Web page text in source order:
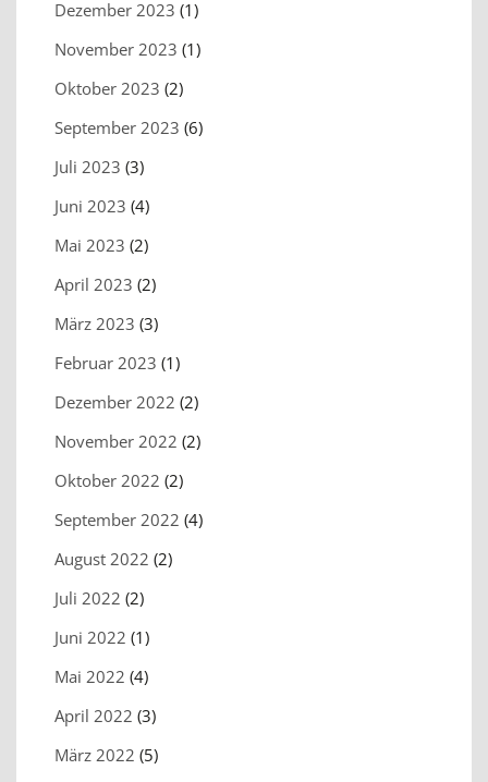
Dezember 2023 (1)
November 2023 (1)
Oktober 2023 (2)
September 2023 (6)
Juli 2023 (3)
Juni 2023 (4)
Mai 2023 (2)
April 2023 (2)
März 2023 (3)
Februar 2023 (1)
Dezember 2022 (2)
November 2022 (2)
Oktober 2022 (2)
September 2022 (4)
August 2022 (2)
Juli 2022 (2)
Juni 2022 (1)
Mai 2022 (4)
April 2022 (3)
März 2022 (5)